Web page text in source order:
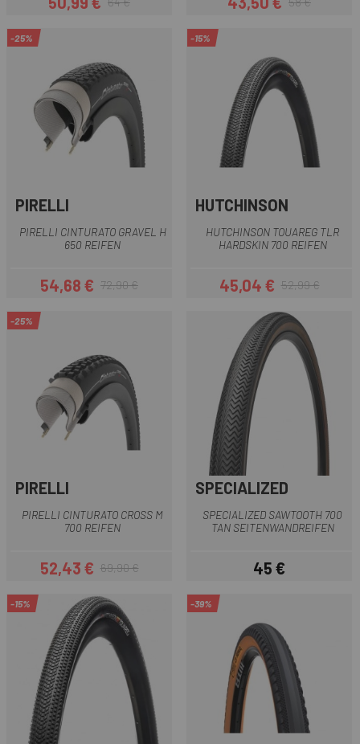
Preis
Regulärer Preis Preis
Regulärer Preis
-25%
PIRELLI
PIRELLI CINTURATO GRAVEL H
650 REIFEN
Preis
54,68 €Regulärer Preis
72,90 €
-15%
HUTCHINSON
HUTCHINSON TOUAREG TLR
HARDSKIN 700 REIFEN
Preis
45,04 €Regulärer Preis
52,99 €
-25%
PIRELLI
PIRELLI CINTURATO CROSS M
700 REIFEN
Preis
52,43 €Regulärer Preis
69,90 €
SPECIALIZED
SPECIALIZED SAWTOOTH 700
TAN SEITENWANDREIFEN
Preis
45 €
-15% -39%